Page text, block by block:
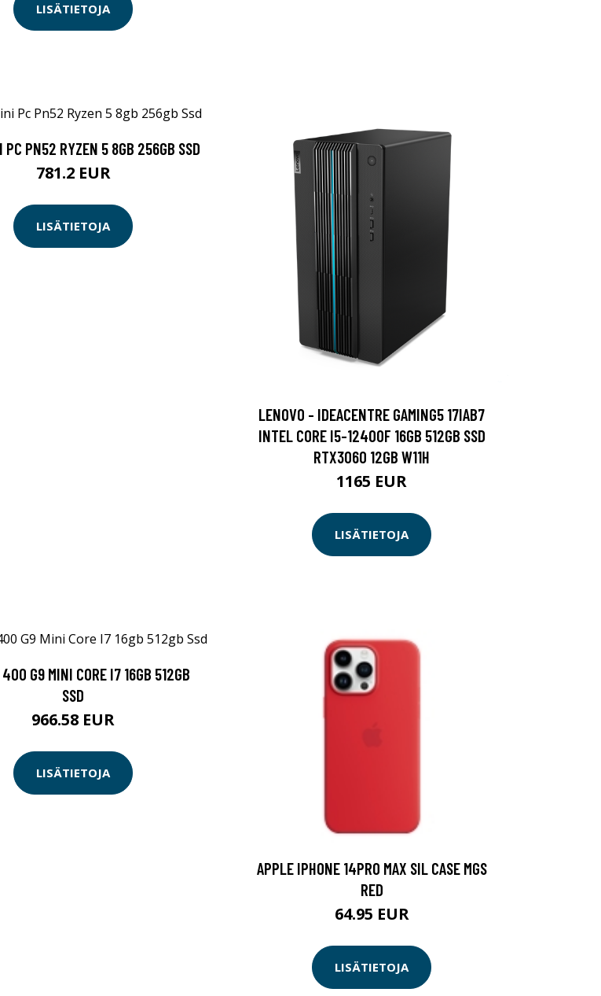
LISÄTIETOJA
PC PN52 RYZEN 5 8GB 256GB SSD
781.2 EUR
LISÄTIETOJA
LENOVO - IDEACENTRE GAMING5 17IAB7
INTEL CORE I5-12400F 16GB 512GB SSD
RTX3060 12GB W11H
1165 EUR
LISÄTIETOJA
400 G9 MINI CORE I7 16GB 512GB
SSD
966.58 EUR
LISÄTIETOJA
APPLE IPHONE 14PRO MAX SIL CASE MGS
RED
64.95 EUR
LISÄTIETOJA